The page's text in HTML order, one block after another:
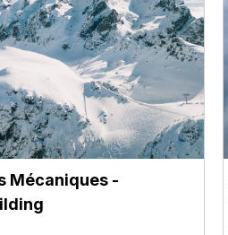
Mécaniques -